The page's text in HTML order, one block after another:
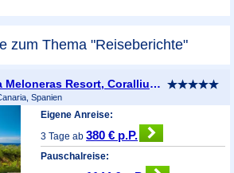
zum Thema "Reiseberichte"
Lopesan Costa Meloneras Resort, Corallium Spa & Casino
Spanien
Eigene Anreise:
3 Tage ab380 € p.P.
Pauschalreise: